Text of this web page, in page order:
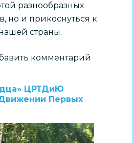
разнообразных
но и прикоснуться к
страны.
комментарий
ЦРТДиЮ
Первых